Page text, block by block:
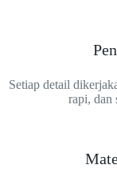
Setiap detail
rapi, dan